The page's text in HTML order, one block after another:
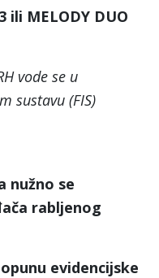
ili MELODY DUO
vode se u
sustavu (FIS)
nužno se
rabljenog
evidencijske